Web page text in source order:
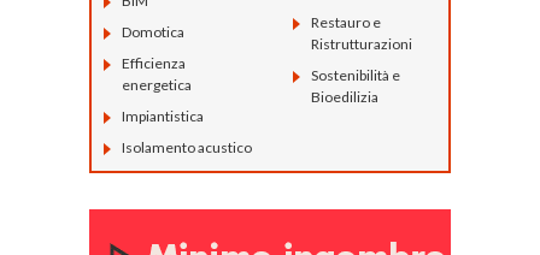
Domotica
Efficienza
energetica
Impiantistica
Isolamento acustico
Restauro e
Ristrutturazioni
Sostenibilità e
Bioedilizia